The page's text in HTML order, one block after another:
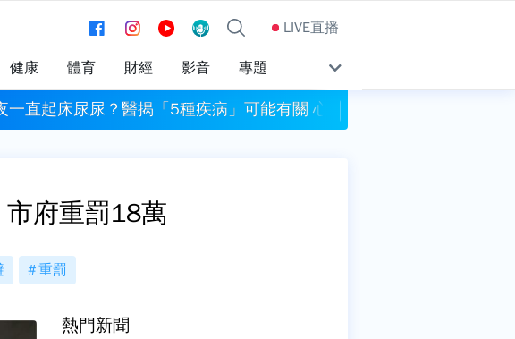
LIVE直播
健康 體育 財經 影音 專題
重要
一直起床尿尿？醫揭「5種疾病」可能有關 心臟衰竭也入列
府重罰18萬
重罰
熱門新聞